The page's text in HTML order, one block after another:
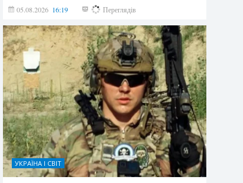
05.08.2026 16:19 179 Переглядів
УКРАЇНА І СВІТ